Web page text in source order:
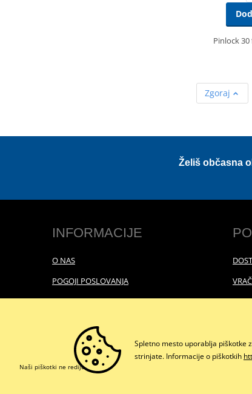
Pinlock 30
Zgoraj
Želiš občasna
INFORMACIJE
O NAS
POGOJI POSLOVANJA
POLITIKA ZASEBNOSTI
Spletno mesto uporablja piškotke
strinjate. Informacije o piškotkih
Naši piškotki ne redijo.